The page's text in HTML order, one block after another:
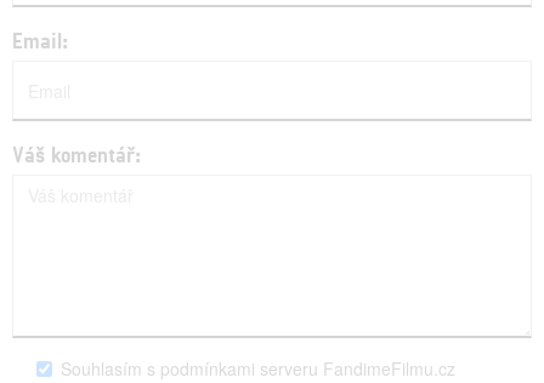
Email:
Váš komentář:
Souhlasím s podmínkami serveru FandimeFilmu.cz